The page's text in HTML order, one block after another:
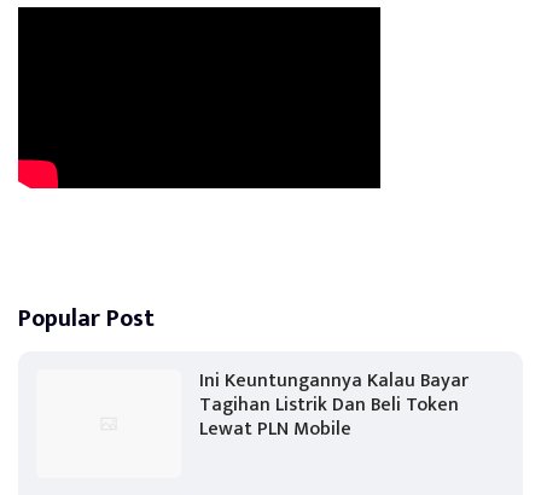
Popular Post
Ini Keuntungannya Kalau Bayar
Tagihan Listrik Dan Beli Token
Lewat PLN Mobile